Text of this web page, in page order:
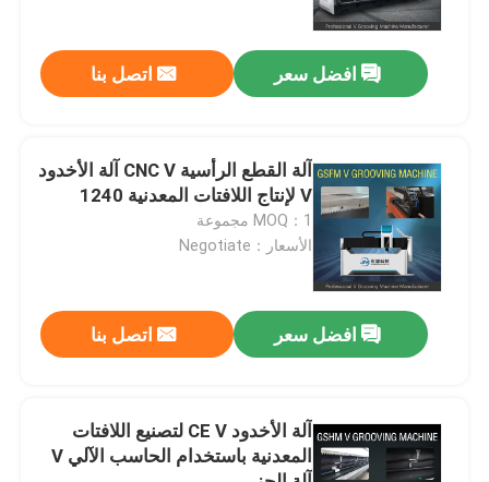
حول بنا
رقابة جودة
اطلب اقتباس
آلة الحز V عالية السرعة
آلة الحز التلقائي V
افضل سعر اتصل بنا
آلة القطع الرأسية CNC V آلة الأخدود
V لإنتاج اللافتات المعدنية 1240
MOQ：1 مجموعة
الأسعار：Negotiate
افضل سعر اتصل بنا
آلة الأخدود CE V لتصنيع اللافتات
المعدنية باستخدام الحاسب الآلي V